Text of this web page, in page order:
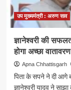
तैयार
करने
उत्कर्ष
मिशन
के
100
उप मुख्यमंत्री : अरुण साव
ज्ञानेश्वरी की
होगा अच्छा
Apna Chhattisgarh
पिता के सपने ने दी आगे
ज्ञानेश्वरी यादव ने